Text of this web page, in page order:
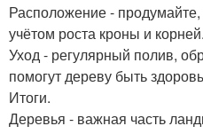
Расположение -
учётом роста кроны и корней.
Уход - регулярный полив,
помогут дереву быть
Итоги.
Деревья - важная часть